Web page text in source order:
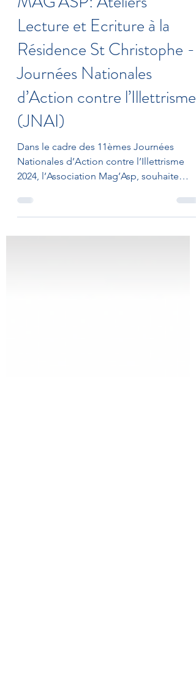
13 sept. 2024 1 min de lecture
MAG'ASP: Ateliers
Lecture et Ecriture à la
Résidence St Christophe -
Journées Nationales
d’Action contre l’Illettrisme
(JNAI)
2024, l’Association Mag’Asp, souhaite